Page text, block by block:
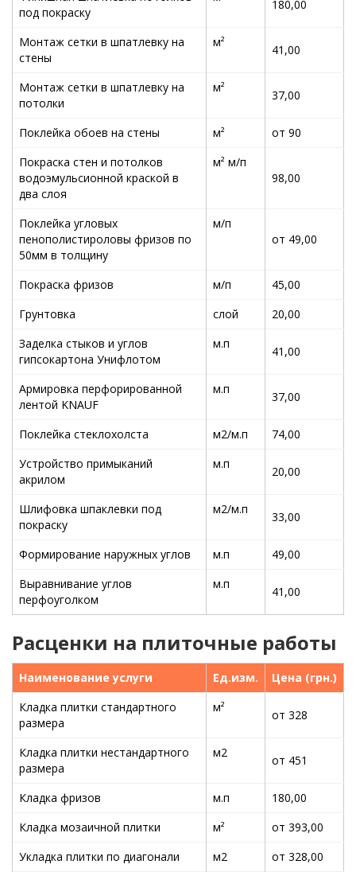
под покраску
180,00
Монтаж сетки в шпатлевку на
стены
м²
41,00
Монтаж сетки в шпатлевку на
потолки
м²
37,00
Поклейка обоев на стены м²
от 90
Покраска стен и потолков
водоэмульсионной краской в
два слоя
м² м/п
98,00
Поклейка угловых
пенополистироловы фризов по
50мм в толщину
м/п
от 49,00
Покраска фризов м/п
45,00
Грунтовка
слой
20,00
Заделка стыков и углов
гипсокартона Унифлотом
м.п
41,00
Армировка перфорированной
лентой KNAUF
м.п
37,00
Поклейка стеклохолста м2/м.п
74,00
Устройство примыканий
акрилом
м.п
20,00
Шлифовка шпаклевки под
покраску
м2/м.п
33,00
Формирование наружных углов м.п
49,00
Выравнивание углов
перфоуголком
м.п
41,00
Расценки на плиточные работы
Наименование услуги Ед.изм.
Цена (грн.)
Кладка плитки стандартного
размера
м²
от 328
Кладка плитки нестандартного
размера
м2
от 451
Кладка фризов м.п
180,00
Кладка мозаичной плитки
м²
от 393,00
Укладка плитки по диагонали
м2
от 328,00